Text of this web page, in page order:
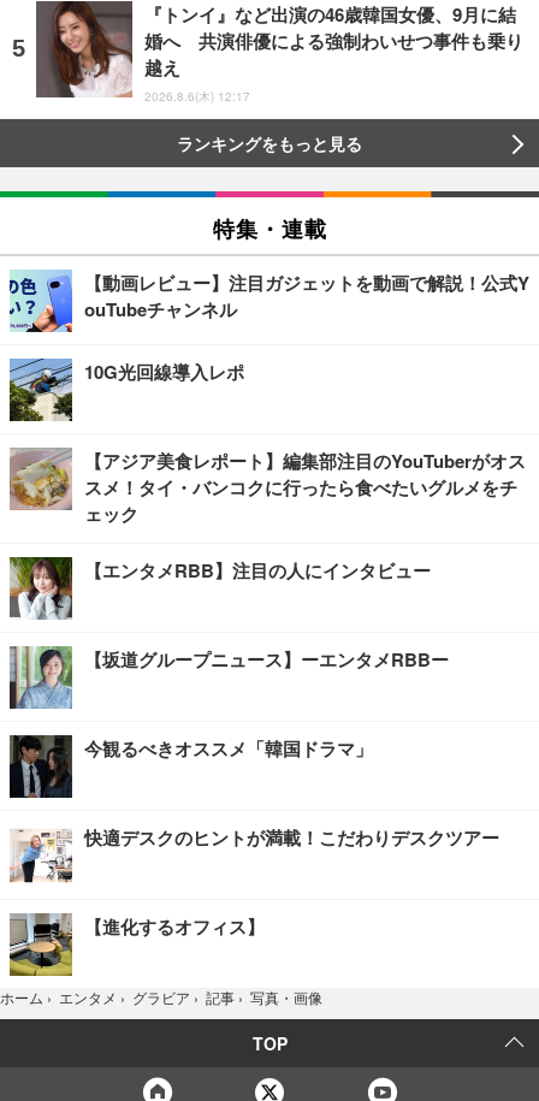
『トンイ』など出演の46歳韓国女優、9月に結
婚へ 共演俳優による強制わいせつ事件も乗り
越え
2026.8.6(木) 12:17
ランキングをもっと見る
特集・連載
【動画レビュー】注目ガジェットを動画で解説！公式Y
ouTubeチャンネル
10G光回線導入レポ
【アジア美食レポート】編集部注目のYouTuberがオス
スメ！タイ・バンコクに行ったら食べたいグルメをチ
ェック
【エンタメRBB】注目の人にインタビュー
【坂道グループニュース】ーエンタメRBBー
今観るべきオススメ「韓国ドラマ」
快適デスクのヒントが満載！こだわりデスクツアー
【進化するオフィス】
ホーム › エンタメ › グラビア › 記事 › 写真・画像
TOP